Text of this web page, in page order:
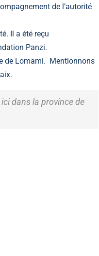
de l’autorité
Il a été reçu
Panzi.
de Lomami. Mentionnons
dans la province de